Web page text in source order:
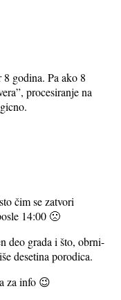
8 godina. Pa ako 8
procesiranje na
čim se zatvori
14:00 🙁
deo grada i što, obrni-
desetina porodica.
za info 😉